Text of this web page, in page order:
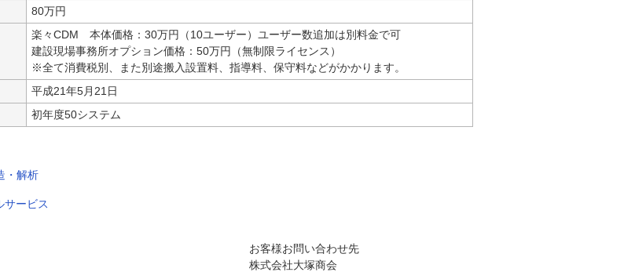
80万円
楽々CDM 本体価格：30万円（10ユーザー）ユーザー数追加は別料金で可
建設現場事務所オプション価格：50万円（無制限ライセンス）
※全て消費税別、また別途搬入設置料、指導料、保守料などがかかります。
平成21年5月21日
初年度50システム
・解析
サービス
お客様お問い合わせ先
株式会社大塚商会